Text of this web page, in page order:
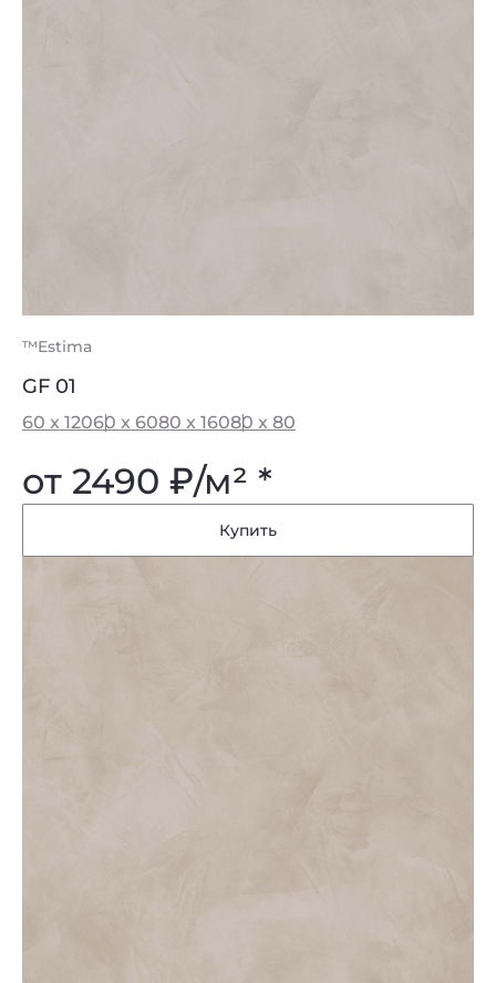
™Estima
GF 01
60 x 12060 x 6080 x 16080 x 80
от 2490 ₽/м² *
Купить